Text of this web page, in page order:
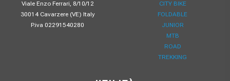
Viale Enzo Ferrari, 8/10/12
30014 Cavarzere (VE) Italy
P.iva 02291540280
CITY BIKE
FOLDABLE
JUNIOR
MTB
ROAD
TREKKING